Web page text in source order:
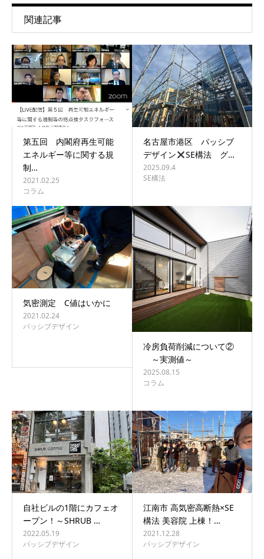
関連記事
第五回 内閣府再生可能
エネルギー等に関する規
制…
2021.02.25
コラム
名古屋市港区 パッシブ
デザイン
SE構法 グ…
2025.09.4
SE構法
気密測定 C値はいかに
2021.02.24
パッシブデザイン
冷房負荷削減について②
～実測値～
2025.08.15
コラム
自社ビルの1階にカフェオ
ープン！～SHRUB …
2022.05.19
パッシブデザイン
江南市 高気密高断熱×SE
構法 美容院 上棟！…
2021.12.28
パッシブデザイン